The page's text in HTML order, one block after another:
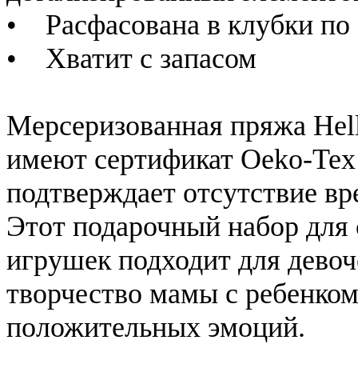
• Расфасована в клубки
• Хватит с запасом
Мерсеризованная пряжа
имеют сертификат Oeko-
подтверждает отсутствие
Этот подарочный набор для
игрушек подходит для
творчество мамы с
положительных эмоций.